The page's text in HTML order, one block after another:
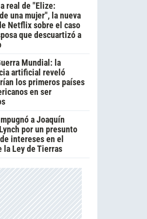
real de "Elize:
una mujer", la nueva
Netflix sobre el caso
que descuartizó a
Mundial: la
artificial reveló
los primeros países
en ser
a Joaquín
por un presunto
intereses en el
la Ley de Tierras